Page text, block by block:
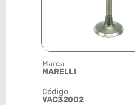
Marca
MARELLI
Código
VAC32002